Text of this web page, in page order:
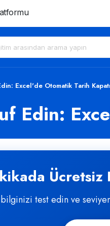
Excel'de Otomatik Tarih
Edin:
Ücretsiz
test edin ve